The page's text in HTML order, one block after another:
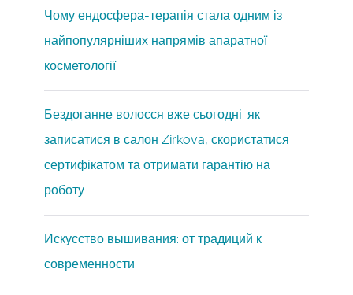
Чому ендосфера-терапія стала одним із
найпопулярніших напрямів апаратної
косметології
Бездоганне волосся вже сьогодні: як
записатися в салон Zirkova, скористатися
сертифікатом та отримати гарантію на
роботу
Искусство вышивания: от традиций к
современности